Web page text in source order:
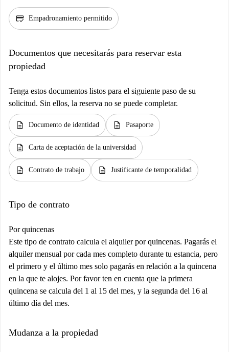
credit_score Empadronamiento permitido
Documentos que necesitarás para reservar esta
propiedad
Tenga estos documentos listos para el siguiente paso de su
solicitud. Sin ellos, la reserva no se puede completar.
description Documento de identidad description Pasaporte
description Carta de aceptación de la universidad
description Contrato de trabajo description Justificante de temporalidad
Tipo de contrato
Por quincenas
Este tipo de contrato calcula el alquiler por quincenas. Pagarás el
alquiler mensual por cada mes completo durante tu estancia, pero
el primero y el último mes solo pagarás en relación a la quincena
en la que te alojes. Por favor ten en cuenta que la primera
quincena se calcula del 1 al 15 del mes, y la segunda del 16 al
último día del mes.
Mudanza a la propiedad